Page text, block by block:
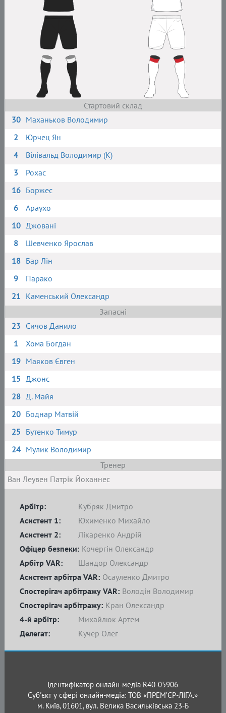
Стартовий склад
30 Маханьков Володимир
2
Юрчец Ян
4
Вілівальд Володимир (К)
3
Рохас
16 Боржес
6
Араухо
10 Джовані
8
Шевченко Ярослав
18 Бар Лін
9
Парако
21 Каменський Олександр
Запасні
23 Сичов Данило
1
Хома Богдан
19 Маяков Євген
15 Джонс
28 Д. Майя
20 Боднар Матвій
25 Бутенко Тимур
24 Мулик Володимир
Тренер
Ван Леувен Патрік Йоханнес
Арбітр:
Кубряк Дмитро
Асистент 1:
Юхименко Михайло
Асистент 2:
Лікаренко Андрій
4-й арбітр:
Михайлюк Артем
Делегат:
Кучер Олег
Спостерігач арбітражу: Кран Олександр
Офіцер безпеки: Кочергін Олександр
Арбітр VAR:
Шандор Олександр
Асистент арбітра VAR: Осауленко Дмитро
Спостерігач арбітражу VAR: Володін Володимир
Ідентифікатор онлайн-медіа R40-05906
Суб'єкт у сфері онлайн-медіа: ТОВ «ПРЕМ’ЄР-ЛІГА.»
м. Київ, 01601, вул. Велика Васильківська 23-Б